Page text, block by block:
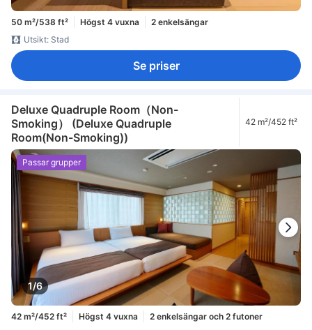
50 m²/538 ft² Högst 4 vuxna
2 enkelsängar
Utsikt: Stad
Se priser
Deluxe Quadruple Room（Non-
Smoking） (Deluxe Quadruple
Room(Non-Smoking))
42 m²/452 ft²
1/6
Passar grupper
42 m²/452 ft² Högst 4 vuxna
2 enkelsängar och 2 futoner